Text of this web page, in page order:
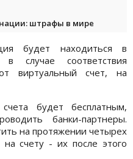
штрафы в мире
будет находиться в
случае соответствия
виртуальный счет, на
будет бесплатным,
банки-партнеры.
на протяжении четырех
на счету - их после этого